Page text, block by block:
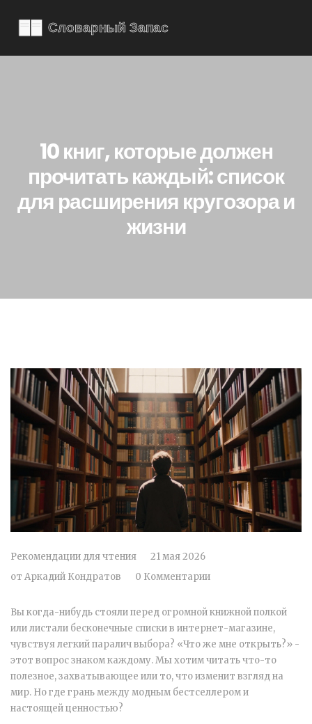
10 книг, которые должен
прочитать каждый: список
для расширения кругозора и
жизни
Рекомендации для чтения
21 мая 2026
от Аркадий Кондратов 0 Комментарии
Вы когда-нибудь стояли перед огромной книжной полкой
или листали бесконечные списки в интернет-магазине,
чувствуя легкий паралич выбора? «Что же мне открыть?» -
этот вопрос знаком каждому. Мы хотим читать что-то
полезное, захватывающее или то, что изменит взгляд на
мир. Но где грань между модным бестселлером и
настоящей ценностью?